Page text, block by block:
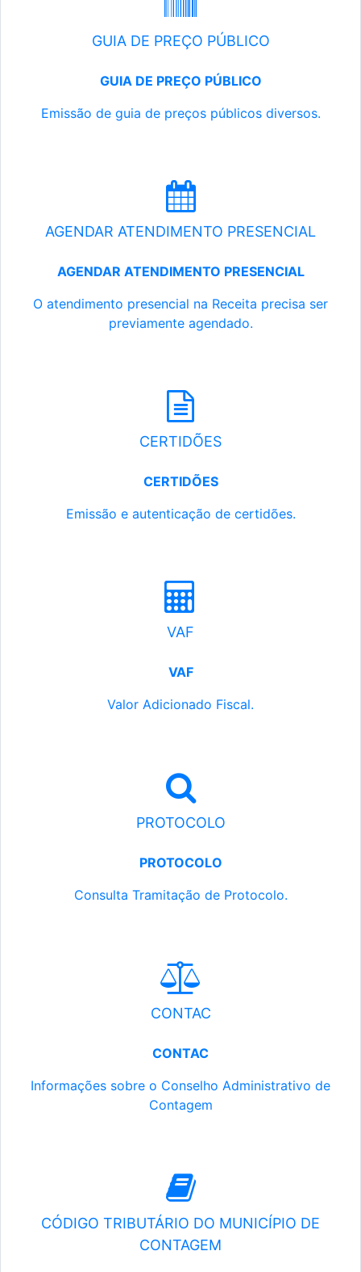
GUIA DE PREÇO PÚBLICO
GUIA DE PREÇO PÚBLICO
Emissão de guia de preços públicos diversos.
AGENDAR ATENDIMENTO PRESENCIAL
AGENDAR ATENDIMENTO PRESENCIAL
O atendimento presencial na Receita precisa ser
previamente agendado.
CERTIDÕES
CERTIDÕES
Emissão e autenticação de certidões.
VAF
VAF
Valor Adicionado Fiscal.
PROTOCOLO
PROTOCOLO
Consulta Tramitação de Protocolo.
CONTAC
CONTAC
Informações sobre o Conselho Administrativo de
Contagem
CÓDIGO TRIBUTÁRIO DO MUNICÍPIO DE
CONTAGEM